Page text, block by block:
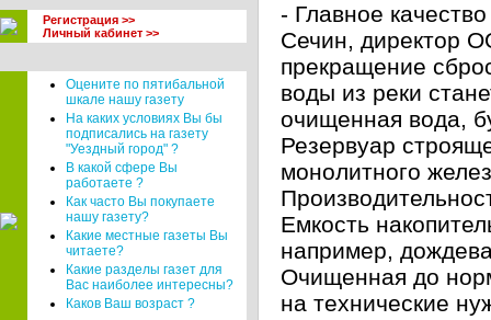
Регистрация >>
Личный кабинет >>
Оцените по пятибальной
шкале нашу газету
На каких условиях Вы бы
подписались на газету
"Уездный город" ?
В какой сфере Вы
работаете ?
Как часто Вы покупаете
нашу газету?
Какие местные газеты Вы
читаете?
Какие разделы газет для
Вас наиболее интересны?
Каков Ваш возраст ?
- Главное
Сечин, директор
прекращение
воды из реки
очищенная вода,
Резервуар
монолитного
Емкость
например,
Очищенная до
на технические